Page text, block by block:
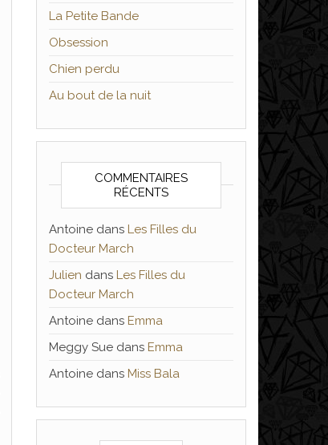
La Petite Bande
Obsession
Chien perdu
Au bout de la nuit
COMMENTAIRES
RÉCENTS
Antoinedans Les Filles du
Docteur March
Julien dans Les Filles du
Docteur March
Antoinedans Emma
Meggy Suedans Emma
Antoinedans Miss Bala